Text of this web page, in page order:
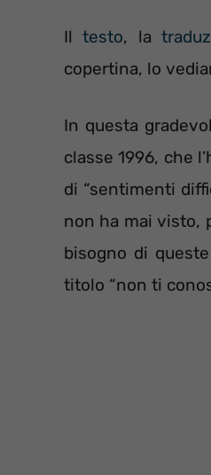
Iltesto, la
copertina, lo
In questa
classe 1996, che
di “sentimenti
non ha mai visto,
bisogno di
titolo “non ti